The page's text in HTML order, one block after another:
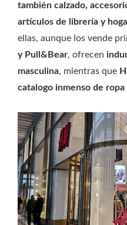
también calzado,
artículos de librería y
ellas, aunque los vende
y Pull&Bear, ofrecen
masculina, mientras que
catalogo inmenso de